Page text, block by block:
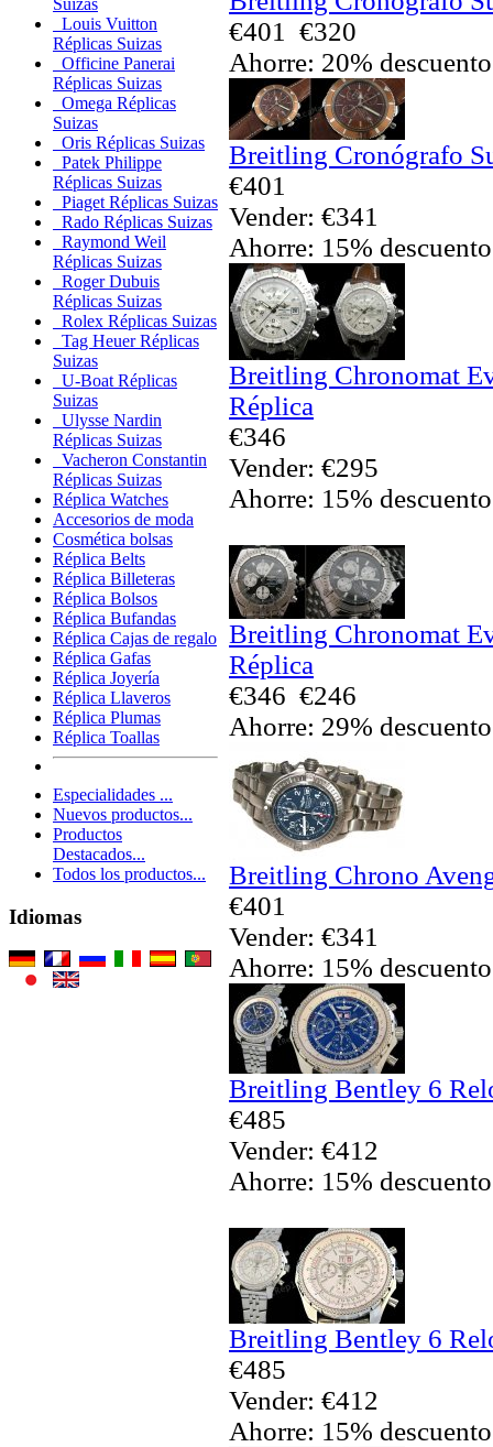
Suizas
Louis Vuitton
Réplicas Suizas
Officine Panerai
Réplicas Suizas
Omega Réplicas
Suizas
Oris Réplicas Suizas
Patek Philippe
Réplicas Suizas
Piaget Réplicas Suizas
Rado Réplicas Suizas
Raymond Weil
Réplicas Suizas
Roger Dubuis
Réplicas Suizas
Rolex Réplicas Suizas
Tag Heuer Réplicas
Suizas
U-Boat Réplicas
Suizas
Ulysse Nardin
Réplicas Suizas
Vacheron Constantin
Réplicas Suizas
Réplica Watches
Accesorios de moda
Cosmética bolsas
Réplica Belts
Réplica Billeteras
Réplica Bolsos
Réplica Bufandas
Réplica Cajas de regalo
Réplica Gafas
Réplica Joyería
Réplica Llaveros
Réplica Plumas
Réplica Toallas
Especialidades ...
Nuevos productos...
Productos
Destacados...
Todos los productos...
Idiomas
€401
€320
Ahorre: 20% descuento
Breitling Cronógrafo
€401
Vender: €341
Ahorre: 15% descuento
Breitling Chronomat
Réplica
€346
Vender: €295
Ahorre: 15% descuento
Breitling Chronomat
Réplica
€346 €246
Ahorre: 29% descuento
Breitling Chrono
€401
Vender: €341
Ahorre: 15% descuento
Breitling Bentley 6
€485
Vender: €412
Ahorre: 15% descuento
Breitling Bentley 6
€485
Vender: €412
Ahorre: 15% descuento